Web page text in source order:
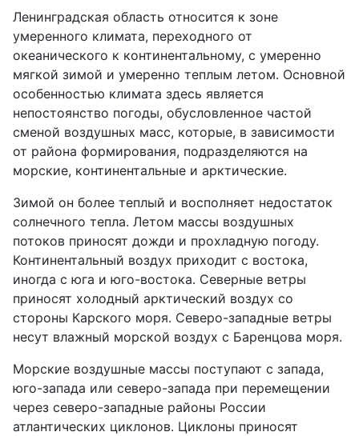
Ленинградская область относится к зоне
умеренного климата, переходного от
океанического к континентальному, с умеренно
мягкой зимой и умеренно теплым летом. Основной
особенностью климата здесь является
непостоянство погоды, обусловленное частой
сменой воздушных масс, которые, в зависимости
от района формирования, подразделяются на
морские, континентальные и арктические.
Зимой он более теплый и восполняет недостаток
солнечного тепла. Летом массы воздушных
потоков приносят дожди и прохладную погоду.
Континентальный воздух приходит с востока,
иногда с юга и юго-востока. Северные ветры
приносят холодный арктический воздух со
стороны Карского моря. Северо-западные ветры
несут влажный морской воздух с Баренцова моря.
Морские воздушные массы поступают с запада,
юго-запада или северо-запада при перемещении
через северо-западные районы России
атлантических циклонов. Циклоны приносят